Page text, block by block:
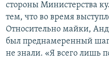
стороны Министерства
тем, что во время
Относительно майки,
был преднамеренный
не знали. «Я всего лишь